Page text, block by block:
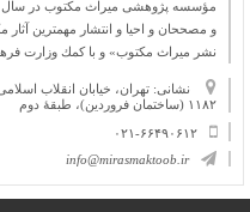
و مصححان و احیا و انتشار مهمترین آثار
نشر میراث مكتوب» و با كمك وزارت
نشانی: تهران، خیابان انقلاب
۱۱۸۲ (ساختمان فروردین)، طبقۀ دوم
۰۲۱-۶۶۴۹۰۶۱۲
info@mirasmaktoob.ir